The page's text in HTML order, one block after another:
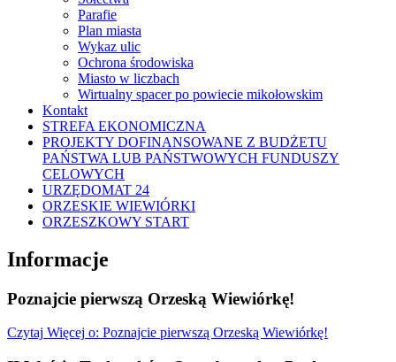
Parafie
Plan miasta
Wykaz ulic
Ochrona środowiska
Miasto w liczbach
Wirtualny spacer po powiecie mikołowskim
Kontakt
STREFA EKONOMICZNA
PROJEKTY DOFINANSOWANE Z BUDŻETU
PAŃSTWA LUB PAŃSTWOWYCH FUNDUSZY
CELOWYCH
URZĘDOMAT 24
ORZESKIE WIEWIÓRKI
ORZESZKOWY START
Informacje
Poznajcie pierwszą Orzeską Wiewiórkę!
Czytaj Więcej o: Poznajcie pierwszą Orzeską Wiewiórkę!